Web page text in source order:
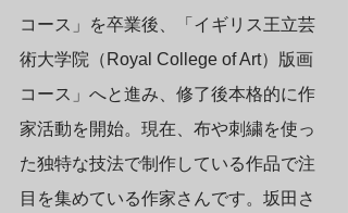
コース」を卒業後、「イギリス王立芸
術大学院（Royal College of Art）版画
コース」へと進み、修了後本格的に作
家活動を開始。現在、布や刺繍を使っ
た独特な技法で制作している作品で注
目を集めている作家さんです。坂田さ